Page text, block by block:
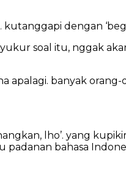
dengan
soal itu, nggak
apalagi. banyak
lho’. yang
bahasa